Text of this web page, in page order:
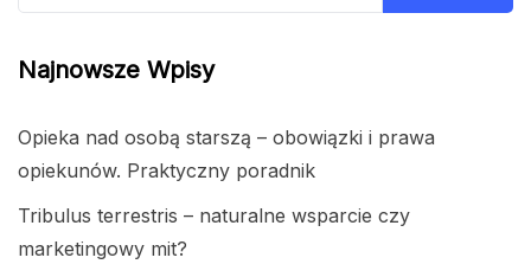
Najnowsze Wpisy
Opieka nad osobą starszą – obowiązki i prawa
opiekunów. Praktyczny poradnik
Tribulus terrestris – naturalne wsparcie czy
marketingowy mit?